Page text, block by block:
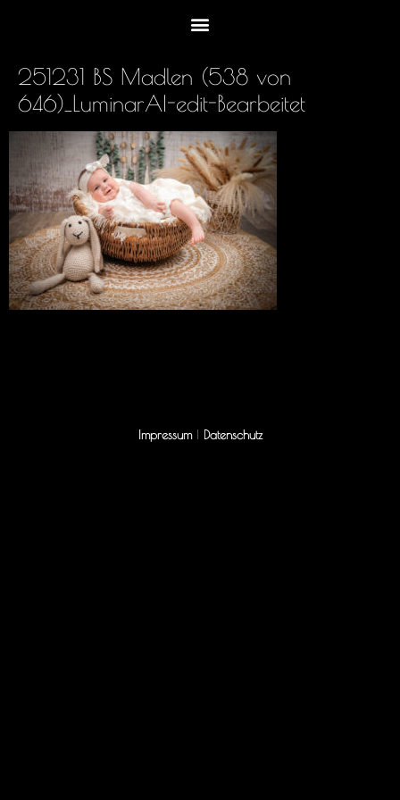
251231 BS Madlen (538 von
646)_LuminarAI-edit-Bearbeitet
Impressum Datenschutz